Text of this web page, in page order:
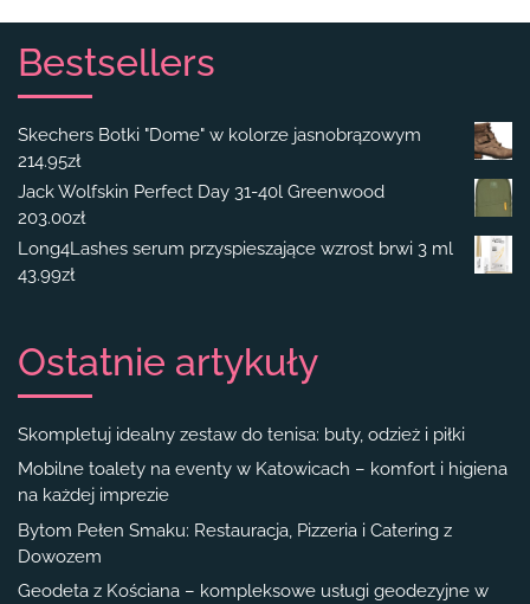
Bestsellers
Skechers Botki "Dome" w kolorze jasnobrązowym
214.95zł
Jack Wolfskin Perfect Day 31-40l Greenwood
203.00zł
Long4Lashes serum przyspieszające wzrost brwi 3 ml
43.99zł
Ostatnie artykuły
Skompletuj idealny zestaw do tenisa: buty, odzież i piłki
Mobilne toalety na eventy w Katowicach – komfort i higiena
na każdej imprezie
Bytom Pełen Smaku: Restauracja, Pizzeria i Catering z
Dowozem
Geodeta z Kościana – kompleksowe usługi geodezyjne w